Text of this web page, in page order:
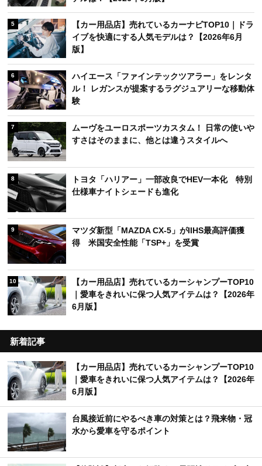
5
【カー用品店】売れているカーナビTOP10｜ドラ
イブを快適にする人気モデルは？【2026年6月
版】
6
ハイエース「ファインテックツアラー」をレンタ
ル！ レガンスが提案するラグジュアリーな移動体
験
7
ムーヴをユーロスポーツカスタム！ 日常の使いや
すさはそのままに、他とは違うスタイルへ
8
トヨタ「ハリアー」一部改良でHEV一本化 特別
仕様車ナイトシェードも進化
9
マツダ新型「MAZDA CX-5」がIIHS最高評価獲
得 米国安全性能「TSP+」を受賞
10
【カー用品店】売れているカーシャンプーTOP10
｜愛車をきれいに保つ人気アイテムは？【2026年
6月版】
新着記事
【カー用品店】売れているカーシャンプーTOP10
｜愛車をきれいに保つ人気アイテムは？【2026年
6月版】
台風接近前にやるべき車の対策とは？飛来物・冠
水から愛車を守るポイント